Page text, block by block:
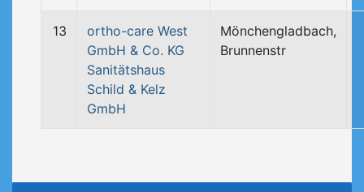
13
ortho-care West
GmbH & Co. KG
Sanitätshaus
Schild & Kelz
GmbH
Mönchengladbach,
Brunnenstr